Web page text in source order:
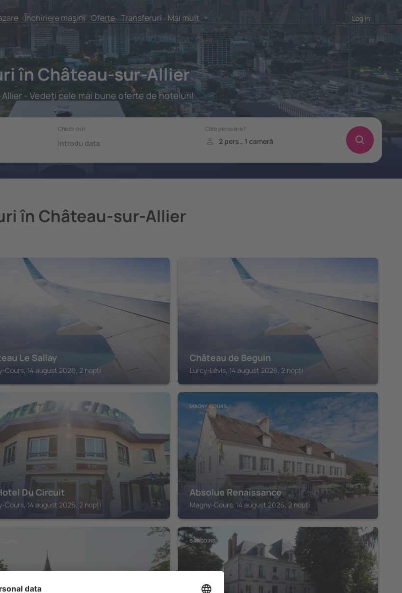
Închiriere mașini Oferte Transferuri Mai mult Log in
în Château-sur-Allier
- Vedeţi cele mai bune oferte de hoteluri!
în Château-sur-Allier
Le Sallay
Cours, 14 august 2026, 2 nopți
Château de Beguin
Lurcy-Lévis, 14 august 2026, 2 nopți
COURS
Du Circuit
Cours, 14 august 2026, 2 nopți
MAGNY-COURS
Absolue Renaissance
Magny-Cours, 14 august 2026, 2 nopți
SANCOINS